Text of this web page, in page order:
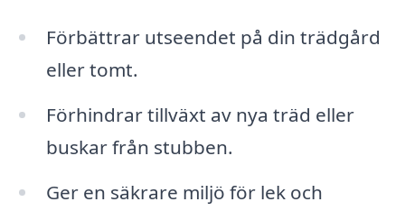
Förbättrar utseendet på din trädgård
eller tomt.
Förhindrar tillväxt av nya träd eller
buskar från stubben.
Ger en säkrare miljö för lek och